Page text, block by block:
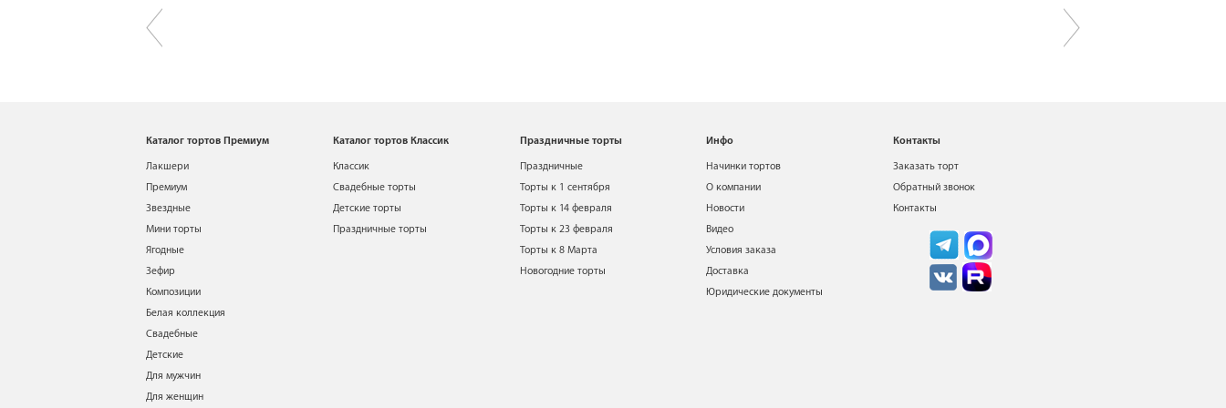
Каталог тортов Премиум
Лакшери
Премиум
Звездные
Мини торты
Ягодные
Зефир
Композиции
Белая коллекция
Свадебные
Детские
Для мужчин
Для женщин
Каталог тортов Классик
Классик
Свадебные торты
Детские торты
Праздничные торты
Праздничные торты
Праздничные
Торты к 1 сентября
Торты к 14 февраля
Торты к 23 февраля
Торты к 8 Марта
Новогодние торты
Инфо
Начинки тортов
О компании
Новости
Видео
Условия заказа
Доставка
Юридические документы
Контакты
Заказать торт
Обратный звонок
Контакты